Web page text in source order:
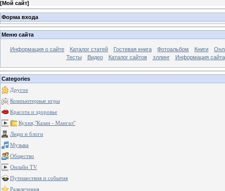
[Мой сайт]
Форма входа
Меню сайта
Информация о сайте Каталог статей Гостевая книга Фотоальбом Книги
Тесты
Видео Каталог сайтов эллинг Информация сайта
Categories
Другое
Компьютерные игры
Красота и здоровье
Кухня,"Казан - Мангал"
Люди и блоги
Музыка
Общество
Онлайн TV
Путешествия и события
Развлечения